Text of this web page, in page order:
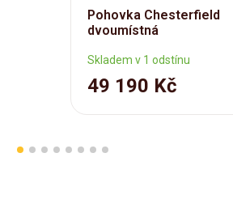
Pohovka Chesterfield
dvoumístná
Skladem v 1 odstínu
49 190 Kč